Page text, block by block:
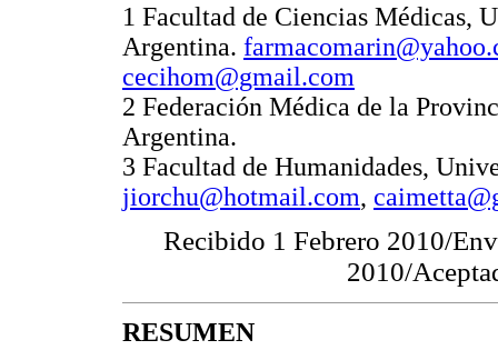
1 Facultad de Ciencias Médicas,
Argentina.
cecihom@gmail.com
2 Federación Médica de la
Argentina.
3 Facultad de Humanidades,
jiorchu@hotmail.com,
Recibido 1 Febrero 2010/
2010/
RESUMEN